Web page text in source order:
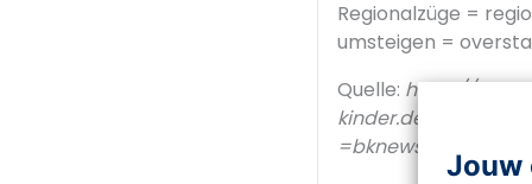
Regionalzüge =
umsteigen =
Quelle: https://
kinder.de/
=bknews&link=image
Jouw